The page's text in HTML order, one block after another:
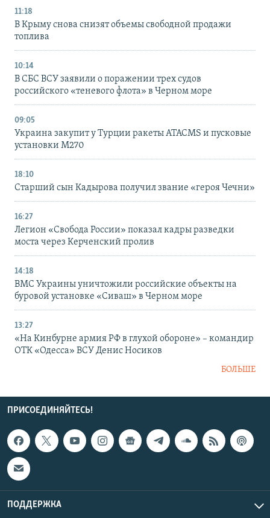
11:18
В Крыму снова снизят объемы свободной продажи
топлива
10:14
В СБС ВСУ заявили о поражении трех судов
российского «теневого флота» в Черном море
09:05
Украина закупит у Турции ракеты ATACMS и пусковые
установки M270
18:10
Старший сын Кадырова получил звание «героя Чечни»
16:27
Легион «Свобода России» показал кадры разведки
моста через Керченский пролив
14:18
ВМС Украины уничтожили российские объекты на
буровой установке «Сиваш» в Черном море
13:27
«На Кинбурне армия РФ в глухой обороне» – командир
ОТК «Одесса» ВСУ Денис Носиков
БОЛЬШЕ
ПРИСОЕДИНЯЙТЕСЬ!
ПОДДЕРЖКА